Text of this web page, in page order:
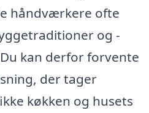
håndværkere ofte
og -
kan derfor forvente
der tager
køkken og husets